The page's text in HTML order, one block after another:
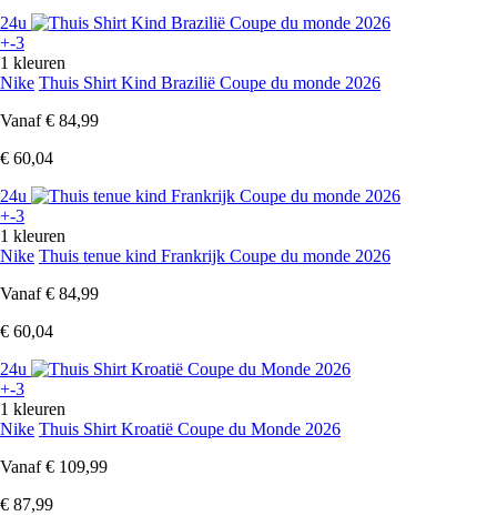
24u
+-3
1 kleuren
Nike Thuis Shirt Kind Brazilië Coupe du monde 2026
Vanaf € 84,99
€ 60,04
24u
+-3
1 kleuren
Nike Thuis tenue kind Frankrijk Coupe du monde 2026
Vanaf € 84,99
€ 60,04
24u
+-3
1 kleuren
Nike Thuis Shirt Kroatië Coupe du Monde 2026
Vanaf € 109,99
€ 87,99